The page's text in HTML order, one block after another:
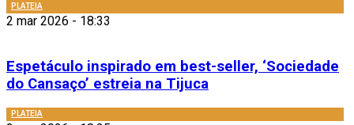
PLATEIA
2 mar 2026 - 18:33
Espetáculo inspirado em best-seller, ‘Sociedade
do Cansaço’ estreia na Tijuca
PLATEIA